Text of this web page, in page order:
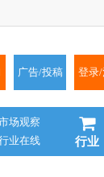
广告/投稿 登录
场观察
业在线 行业